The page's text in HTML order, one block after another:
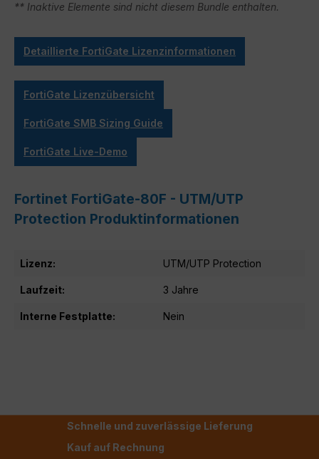
** Inaktive Elemente sind nicht diesem Bundle enthalten.
Detaillierte FortiGate Lizenzinformationen
FortiGate Lizenzübersicht
FortiGate SMB Sizing Guide
FortiGate Live-Demo
Fortinet FortiGate-80F - UTM/UTP
Protection Produktinformationen
Lizenz: UTM/UTP Protection
Laufzeit: 3 Jahre
Interne Festplatte: Nein
Schnelle und zuverlässige Lieferung
Kauf auf Rechnung